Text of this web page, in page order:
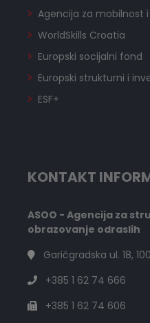
Agencija za mobilnost
WorldSkills Croatia
Europski socijalni fond
Europski strukturni i
ESF+
KONTAKT
ASOO - Agencija za
obrazovanje odraslih
Garićgradska ul. 18,
+385 1 62 74 666
+385 1 62 74 606